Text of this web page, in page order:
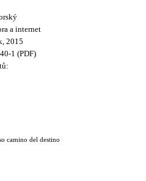
a internet
2015
1 (PDF)
camino del destino